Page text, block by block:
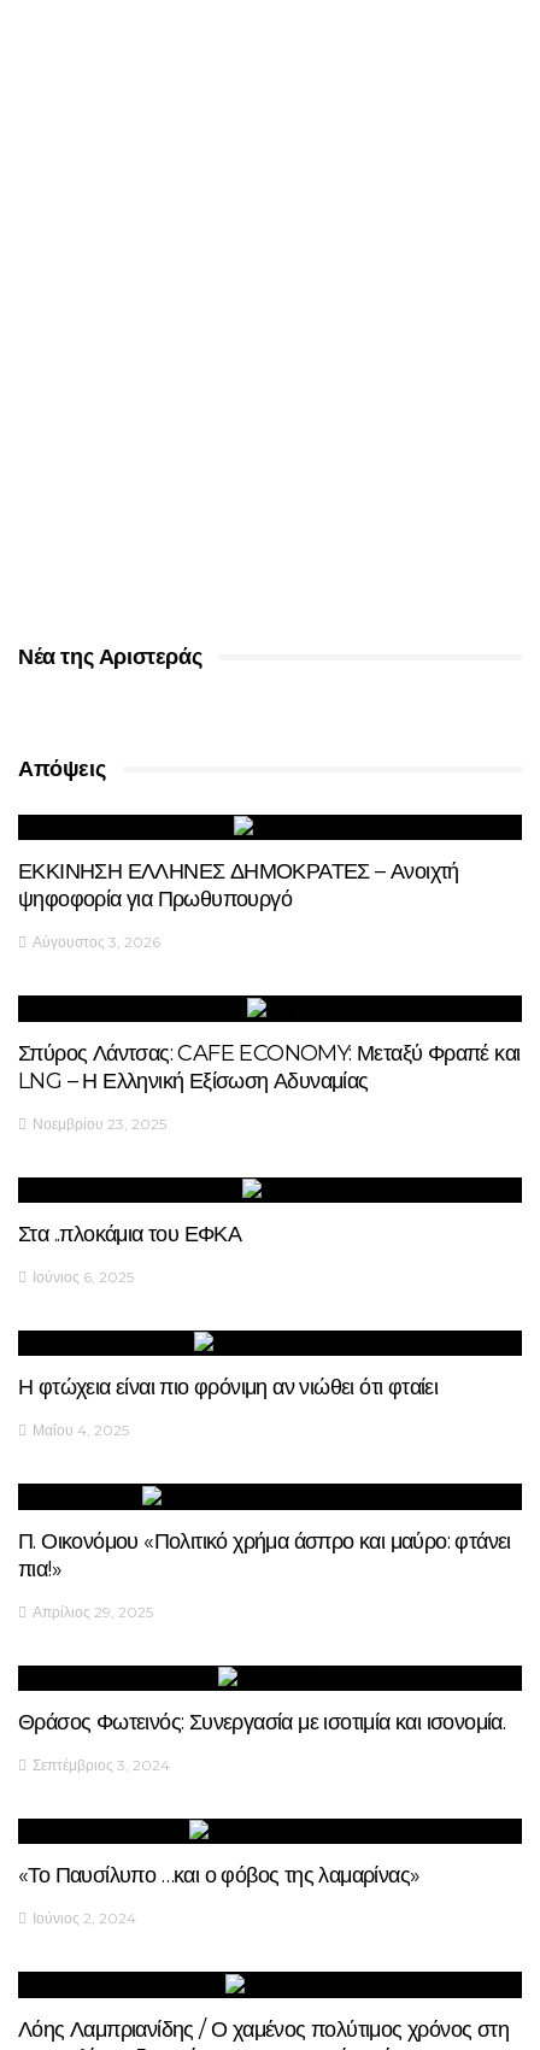
Νέα της Αριστεράς
Απόψεις
ΕΚΚΙΝΗΣΗ ΕΛΛΗΝΕΣ ΔΗΜΟΚΡΑΤΕΣ – Ανοιχτή
ψηφοφορία για Πρωθυπουργό
Αύγουστος 3, 2026
Σπύρος Λάντσας: CAFE ECONOMY: Μεταξύ Φραπέ και
LNG – Η Ελληνική Εξίσωση Αδυναμίας
Νοεμβρίου 23, 2025
Στα ..πλοκάμια του ΕΦΚΑ
Ιούνιος 6, 2025
Η φτώχεια είναι πιο φρόνιμη αν νιώθει ότι φταίει
Μαΐου 4, 2025
Π. Οικονόμου «Πολιτικό χρήμα άσπρο και μαύρο: φτάνει
πια!»
Απρίλιος 29, 2025
Θράσος Φωτεινός: Συνεργασία με ισοτιμία και ισονομία.
Σεπτέμβριος 3, 2024
«Το Παυσίλυπο …και ο φόβος της λαμαρίνας»
Ιούνιος 2, 2024
Λόης Λαμπριανίδης / Ο χαμένος πολύτιμος χρόνος στη